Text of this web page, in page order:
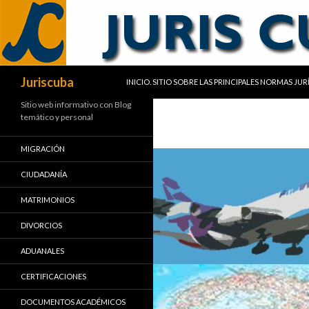
Juriscuba
INICIO. SITIO SOBRE LAS PRINCIPALES NORMAS
Sitio web informativo con Blog
temático y personal
MIGRACIÓN
CIUDADANÍA
MATRIMONIOS
DIVORCIOS
ADUANALES
CERTIFICACIONES
DOCUMENTOS ACADÉMICOS